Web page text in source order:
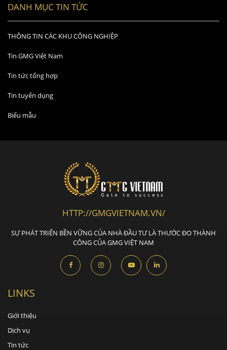
DANH MỤC TIN TỨC
THÔNG TIN CÁC KHU CÔNG NGHIỆP
Tin GMG Việt Nam
Tin tức tổng hợp
Tin tuyển dụng
Biểu mẫu
HTTP://GMGVIETNAM.VN/
SỰ PHÁT TRIỂN BỀN VỮNG CỦA NHÀ ĐẦU TƯ LÀ THƯỚC ĐO THÀNH
CÔNG CỦA GMG VIỆT NAM
LINKS
Giới thiệu
Dịch vụ
Tin tức